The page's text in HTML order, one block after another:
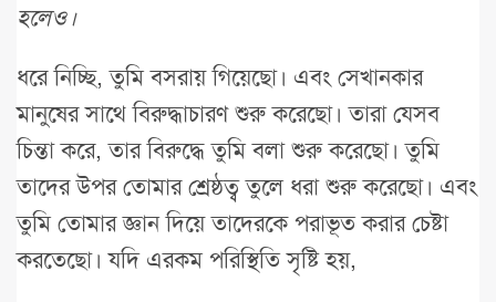
হলেও।
ধরে নিচ্ছি, তুমি বসরায় গিয়েছো। এবং সেখানকার
মানুষের সাথে বিরুদ্ধাচারণ শুরু করেছো। তারা যেসব
চিন্তা করে, তার বিরুদ্ধে তুমি বলা শুরু করেছো। তুমি
তাদের উপর তোমার শ্রেষ্ঠত্ব তুলে ধরা শুরু করেছো। এবং
তুমি তোমার জ্ঞান দিয়ে তাদেরকে পরাভূত করার চেষ্টা
করতেছো। যদি এরকম পরিস্থিতি সৃষ্টি হয়,